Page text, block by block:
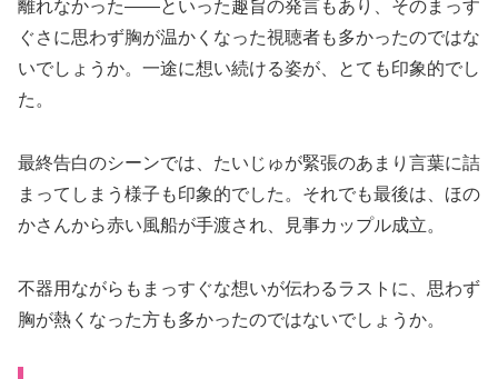
離れなかった――といった趣旨の発言もあり、そのまっす
ぐさに思わず胸が温かくなった視聴者も多かったのではな
いでしょうか。一途に想い続ける姿が、とても印象的でし
た。
最終告白のシーンでは、たいじゅが緊張のあまり言葉に詰
まってしまう様子も印象的でした。それでも最後は、ほの
かさんから赤い風船が手渡され、見事カップル成立。
不器用ながらもまっすぐな想いが伝わるラストに、思わず
胸が熱くなった方も多かったのではないでしょうか。